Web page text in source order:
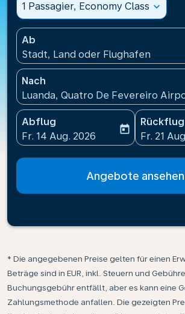
1 Passagier, Economy Class expand_more
Ab
Stadt, Land oder Flughafen
Nach
Luanda, Quatro De Fevereiro
Abflug
fc-booking-departure-date-aria-
Fr. 14 Aug. 2026
today
Rückflug
fc-
Fr. 21
Angebote ansehen
* Die angegebenen Preise gelten für einen
Beträge sind in EUR, inkl. Steuern und
Buchungsgebühr entfällt, aber es kann eine
Zahlungsmethode anfallen. Die gezeigten